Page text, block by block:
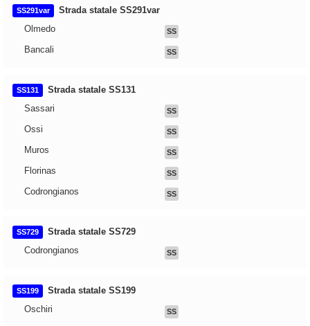
SS291var
Strada statale SS291var
Olmedo
SS
Bancali SS
SS131
Strada statale SS131
Sassari
SS
Ossi SS
Muros SS
Florinas SS
Codrongianos SS
SS729
Strada statale SS729
Codrongianos
SS
SS199
Strada statale SS199
Oschiri
SS